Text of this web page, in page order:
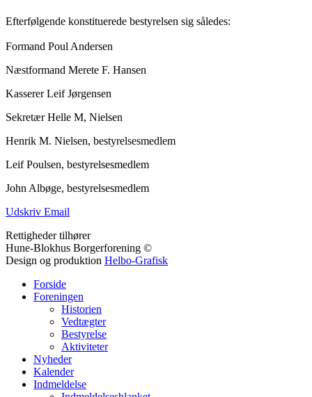
Efterfølgende konstituerede bestyrelsen sig således:
Formand Poul Andersen
Næstformand Merete F. Hansen
Kasserer Leif Jørgensen
Sekretær Helle M, Nielsen
Henrik M. Nielsen, bestyrelsesmedlem
Leif Poulsen, bestyrelsesmedlem
John Albøge, bestyrelsesmedlem
Udskriv Email
Rettigheder tilhører
Hune-Blokhus Borgerforening ©
Design og produktion Helbo-Grafisk
Forside
Foreningen
Historien
Vedtægter
Bestyrelse
Aktiviteter
Nyheder
Kalender
Indmeldelse